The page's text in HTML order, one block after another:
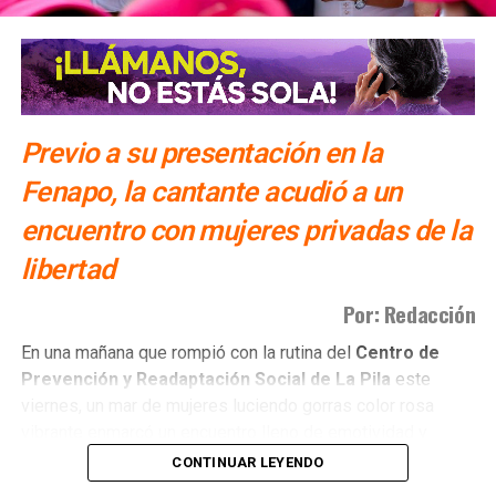
Informe de Gobierno de Gallardo Cardona, el 22 de
septiembre
Previo a su presentación en la
Fenapo, la cantante acudió a un
encuentro con mujeres privadas de la
libertad
Por: Redacción
​En una mañana que rompió con la rutina del Centro de
Prevención y Readaptación Social de La Pila este
CONTINUAR LEYENDO